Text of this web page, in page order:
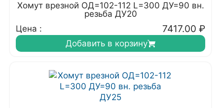
Хомут врезной ОД=102-112 L=300 ДУ=90 вн.
резьба ДУ20
Цена :
7417.00 ₽
Добавить в корзину